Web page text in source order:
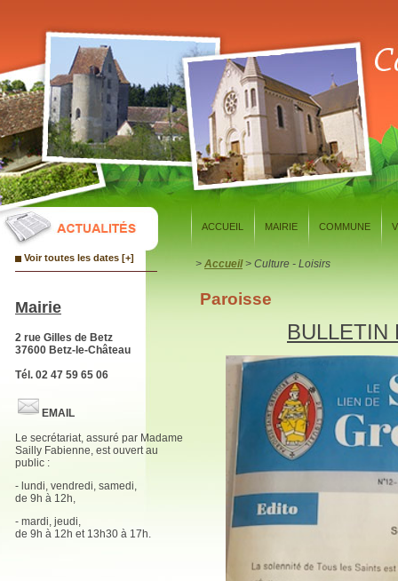
ACCUEIL MAIRIE COMMUNE
Voir toutes les dates [+]
Mairie
2 rue Gilles de Betz
37600 Betz-le-Château
Tél. 02 47 59 65 06
EMAIL
Le secrétariat, assuré par Madame
Sailly Fabienne, est ouvert au
public :
- lundi, vendredi, samedi,
de 9h à 12h,
- mardi, jeudi,
de 9h à 12h et 13h30 à 17h.
> Accueil> Culture - Loisirs
Paroisse
BULLETIN